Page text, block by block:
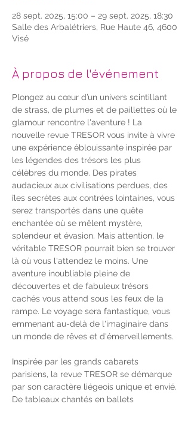
28 sept. 2025, 15:00 – 29 sept. 2025, 18:30
Salle des Arbalétriers, Rue Haute 46, 4600
Visé
À propos de l'événement
Plongez au cœur d’un univers scintillant
de strass, de plumes et de paillettes où le
glamour rencontre l'aventure ! La
nouvelle revue TRESOR vous invite à vivre
une expérience éblouissante inspirée par
les légendes des trésors les plus
célèbres du monde. Des pirates
audacieux aux civilisations perdues, des
îles secrètes aux contrées lointaines, vous
serez transportés dans une quête
enchantée où se mêlent mystère,
splendeur et évasion. Mais attention, le
véritable TRESOR pourrait bien se trouver
là où vous l'attendez le moins. Une
aventure inoubliable pleine de
découvertes et de fabuleux trésors
cachés vous attend sous les feux de la
rampe. Le voyage sera fantastique, vous
emmenant au-delà de l'imaginaire dans
un monde de rêves et d'émerveillements.
Inspirée par les grands cabarets
parisiens, la revue TRESOR se démarque
par son caractère liégeois unique et envié.
De tableaux chantés en ballets